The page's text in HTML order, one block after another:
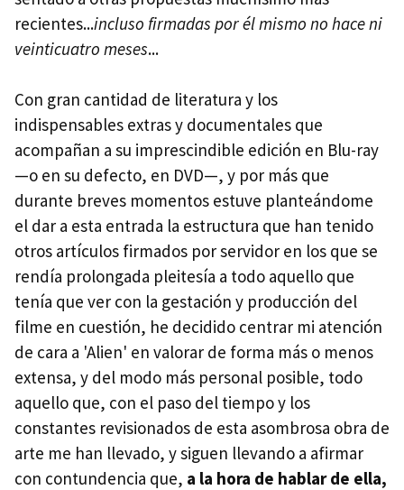
recientes...incluso firmadas por él mismo no hace ni
veinticuatro meses...
Con gran cantidad de literatura y los
indispensables extras y documentales que
acompañan a su imprescindible edición en Blu-ray
—o en su defecto, en DVD—, y por más que
durante breves momentos estuve planteándome
el dar a esta entrada la estructura que han tenido
otros artículos firmados por servidor en los que se
rendía prolongada pleitesía a todo aquello que
tenía que ver con la gestación y producción del
filme en cuestión, he decidido centrar mi atención
de cara a 'Alien' en valorar de forma más o menos
extensa, y del modo más personal posible, todo
aquello que, con el paso del tiempo y los
constantes revisionados de esta asombrosa obra de
arte me han llevado, y siguen llevando a afirmar
con contundencia que, a la hora de hablar de ella,